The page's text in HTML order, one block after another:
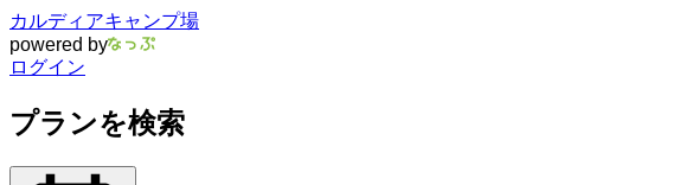
カルディアキャンプ場
powered by
ログイン
プランを検索